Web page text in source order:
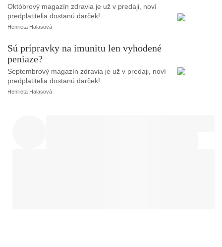
Októbrový magazín zdravia je už v predaji, noví
predplatitelia dostanú darček!
Henrieta Halasová
Sú prípravky na imunitu len vyhodené
peniaze?
Septembrový magazín zdravia je už v predaji, noví
predplatitelia dostanú darček!
Henrieta Halasová